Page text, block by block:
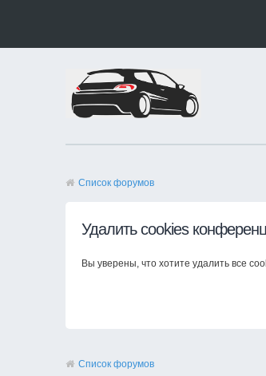
Список форумов
Удалить cookies
Вы уверены, что хотите удалить все
Список форумов